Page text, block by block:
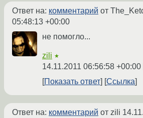
Ответ на: комментарий от
05:48:13 +00:00
не помогло...
zili ★
14.11.2011 06:56:58 +00:00
Показать ответ Ссылка
Ответ на: комментарий от zili